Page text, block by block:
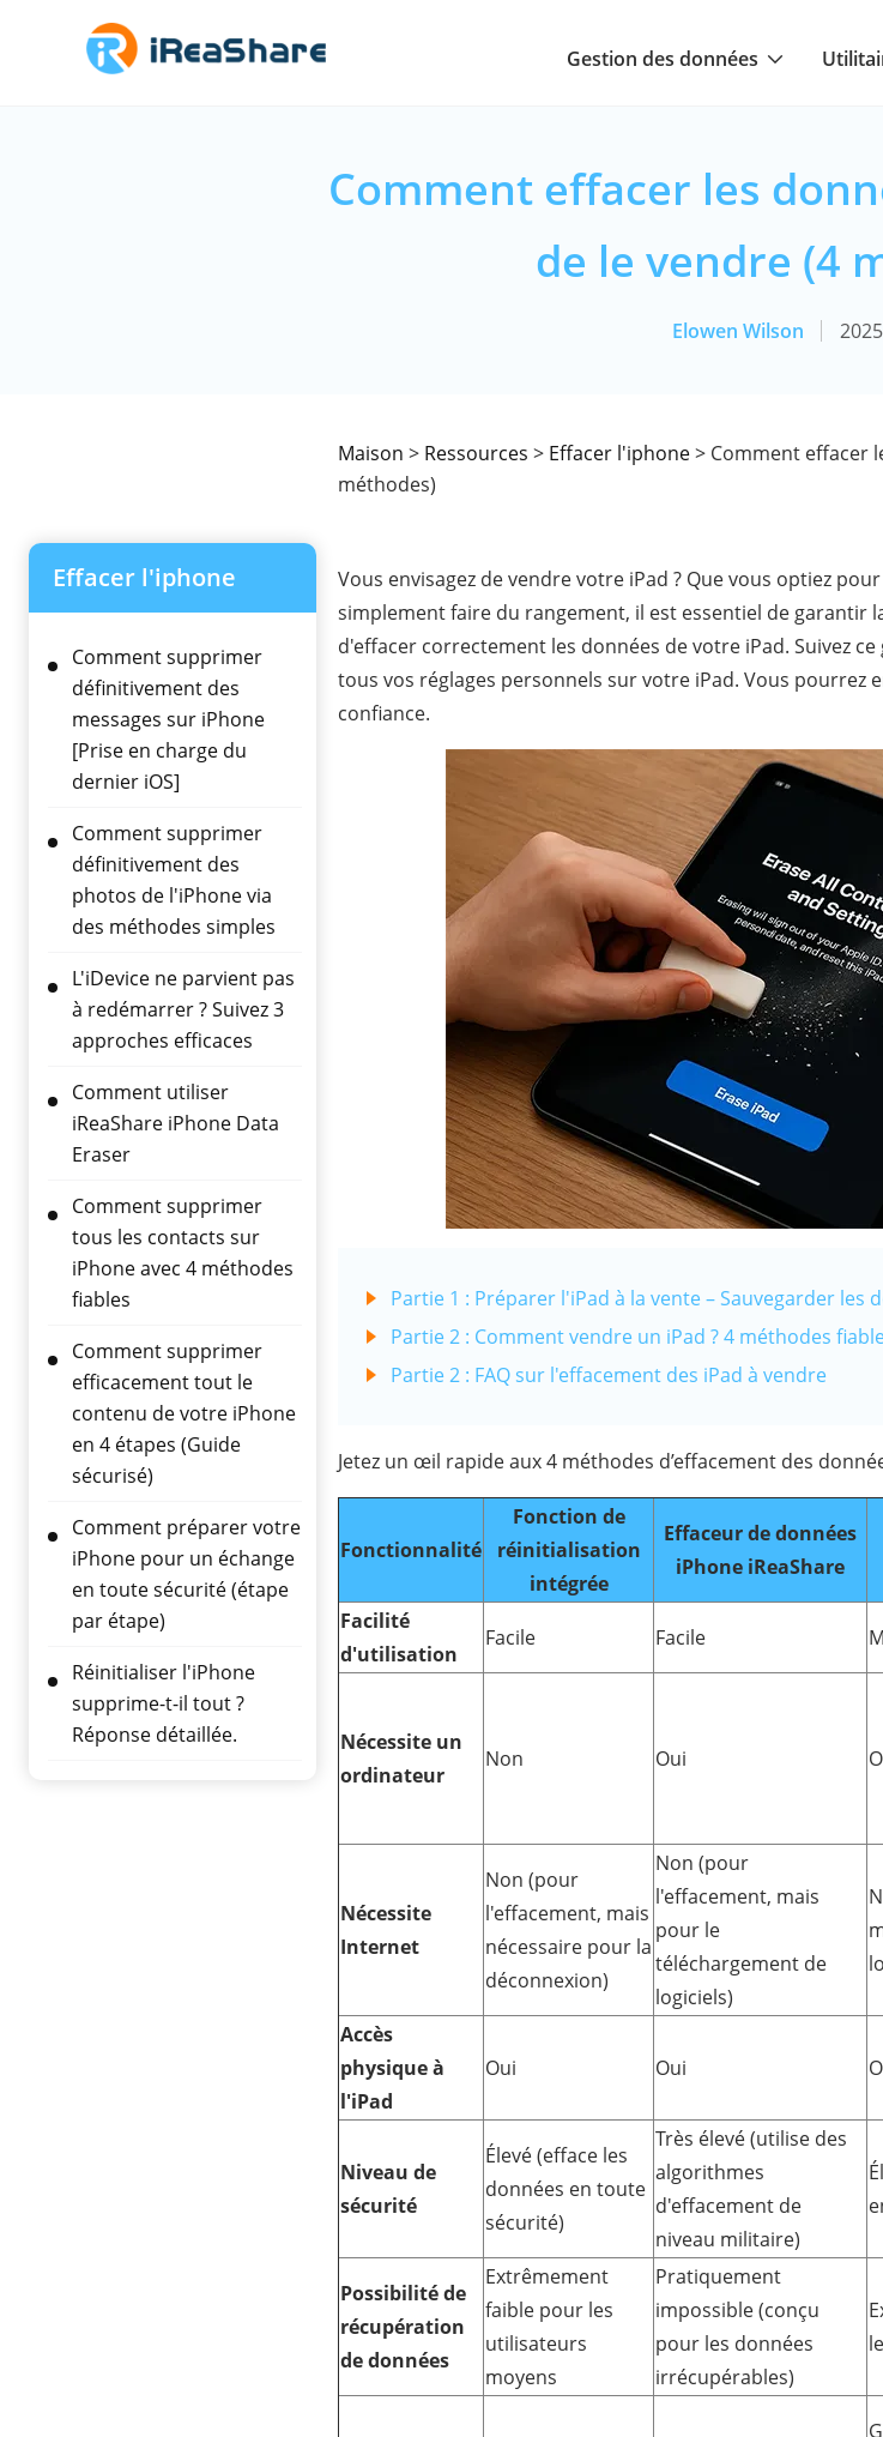
Gestion des données
Comment effacer les
de le vendre (4
Elowen Wilson
Maison > Ressources > Effacer l'iphone> Comment effacer
méthodes)
Effacer l'iphone
Comment supprimer
définitivement des
messages sur iPhone
[Prise en charge du
dernier iOS]
Comment supprimer
définitivement des
photos de l'iPhone via
des méthodes simples
L'iDevice ne parvient pas
à redémarrer ? Suivez 3
approches efficaces
Comment utiliser
iReaShare iPhone Data
Eraser
Comment supprimer
tous les contacts sur
iPhone avec 4 méthodes
fiables
Comment supprimer
efficacement tout le
contenu de votre iPhone
en 4 étapes (Guide
sécurisé)
Comment préparer votre
iPhone pour un échange
en toute sécurité (étape
par étape)
Réinitialiser l'iPhone
supprime-t-il tout ?
Réponse détaillée.
Vous envisagez de vendre votre iPad ? Que vous optiez
simplement faire du rangement, il est essentiel de garantir
d'effacer correctement les données de votre iPad. Suivez
tous vos réglages personnels sur votre iPad. Vous pourrez
confiance.
Partie 1 : Préparer l'iPad à la vente – Sauvegarder les
Partie 2 : Comment vendre un iPad ? 4 méthodes
Partie 2 : FAQ sur l'effacement des iPad à vendre
Jetez un œil rapide aux 4 méthodes d’effacement des
Fonctionnalité
Fonction de
réinitialisation
intégrée
Effaceur de données
iPhone iReaShare
Facilité
d'utilisation
Facile Facile
Nécessite un
ordinateur
Non Oui
Nécessite
Internet
Non (pour
l'effacement, mais
nécessaire pour la
déconnexion)
Non (pour
l'effacement, mais
pour le
téléchargement de
logiciels)
Accès
physique à
l'iPad
Oui Oui
Niveau de
sécurité
Élevé (efface les
données en toute
sécurité)
Très élevé (utilise des
algorithmes
d'effacement de
niveau militaire)
Possibilité de
récupération
de données
Extrêmement
faible pour les
utilisateurs
moyens
Pratiquement
impossible (conçu
pour les données
irrécupérables)